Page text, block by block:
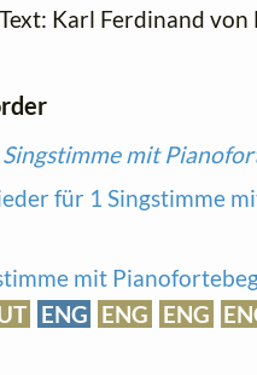
Karl Ferdinand
mit
für 1 Singstimme
mit
ENG ENG ENG